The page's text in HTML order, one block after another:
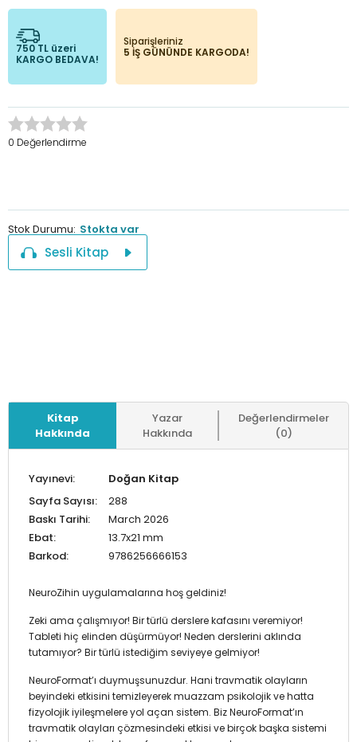
750 TL üzeri
KARGO BEDAVA!
Siparişleriniz
5 İŞ GÜNÜNDE KARGODA!
0 Değerlendirme
Stok Durumu: Stokta var
Sesli Kitap
Kitap
Hakkında
Yazar
Hakkında
Değerlendirmeler
(0)
Yayınevi:
Doğan Kitap
Sayfa Sayısı:
288
Baskı Tarihi:
March 2026
Ebat:
13.7x21 mm
Barkod:
9786256666153
NeuroZihin uygulamalarına hoş geldiniz!
Zeki ama çalışmıyor! Bir türlü derslere kafasını veremiyor!
Tableti hiç elinden düşürmüyor! Neden derslerini aklında
tutamıyor? Bir türlü istediğim seviyeye gelmiyor!
NeuroFormat’ı duymuşsunuzdur. Hani travmatik olayların
beyindeki etkisini temizleyerek muazzam psikolojik ve hatta
fizyolojik iyileşmelere yol açan sistem. Biz NeuroFormat’ın
travmatik olayları çözmesindeki etkisi ve birçok başka sistemi